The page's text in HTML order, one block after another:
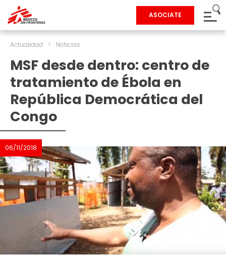
ASOCIATE
Actualidad > Noticias
MSF desde dentro: centro de
tratamiento de Ébola en
República Democrática del
Congo
06/11/2018